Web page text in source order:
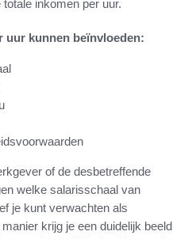
inkomen per uur.
uur kunnen beïnvloeden:
of de desbetreffende
welke salarisschaal van
je kunt verwachten als
krijg je een duidelijk beeld